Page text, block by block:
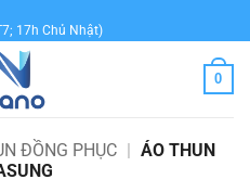
17h Chủ Nhật)
0
ĐỒNG PHỤC | ÁO THUN